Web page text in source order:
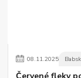
08.11.2025
Červené fleky